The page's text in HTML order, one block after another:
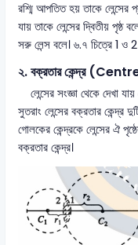
রশ্মি আপতিত হয় তাকে লেন্সের
যায় তাকে লেন্সের দ্বিতীয় পৃষ্ঠ
সরু লেন্স বলে। ৬.৭ চিত্রে 1 ও
২. বক্রতার কেন্দ্র
লেন্সের সংজ্ঞা থেকে দেখা
সুতরাং লেন্সের বক্রতার কেন্দ্র
গোলকের কেন্দ্রকে লেন্সের ঐ
বক্রতার কেন্দ্র।